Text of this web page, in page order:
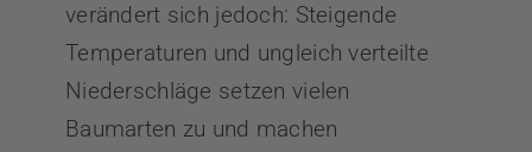
verändert sich jedoch: Steigende
Temperaturen und ungleich verteilte
Niederschläge setzen vielen
Baumarten zu und machen